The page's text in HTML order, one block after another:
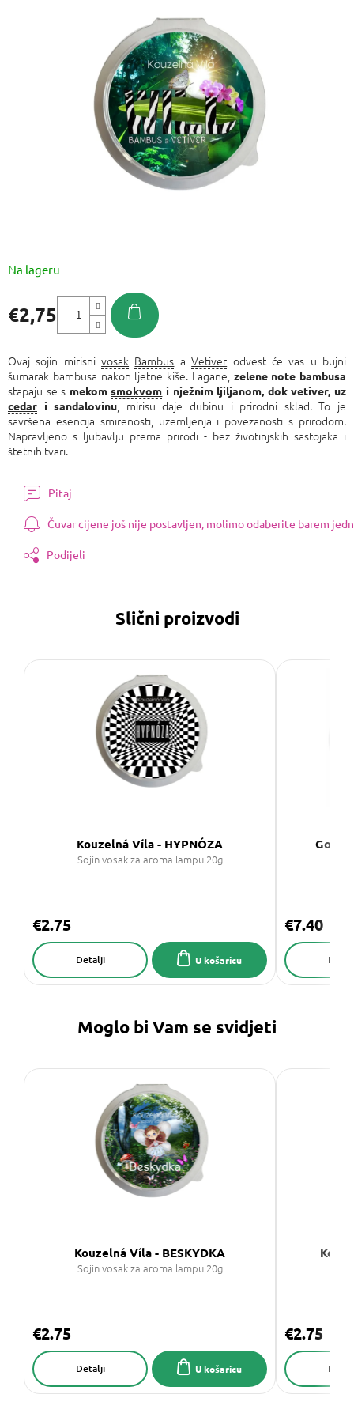
€2,75
Na lageru
Ovaj sojin mirisnivosak Bambus aVetiver odvest će vas u bujni
šumarak bambusa nakon ljetne kiše. Lagane, zelene note bambusa
stapaju se s mekomsmokvom i nježnim ljiljanom, dok vetiver, uz
cedar i sandalovinu , mirisu daje dubinu i prirodni sklad. To je
savršena esencija smirenosti, uzemljenja i povezanosti s prirodom.
Napravljeno s ljubavlju prema prirodi - bez životinjskih sastojaka i
štetnih tvari.
Pitaj
Čuvar cijene još nije postavljen, molimo odaberite barem
Podijeli
Slični proizvodi
Kouzelná Víla - HYPNÓZA
Sojin vosak za aroma lampu 20g
€2.75
U košaricu
Detalji
€7.40
Moglo bi Vam se svidjeti
Kouzelná Víla - BESKYDKA
Sojin vosak za aroma lampu 20g
€2.75
U košaricu
Detalji
€2.75